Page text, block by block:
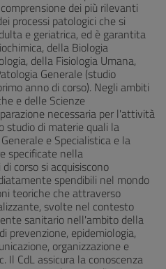
dei più rilevanti
processi patologici che si
e geriatrica, ed è garantita
della Biologia
della Fisiologia Umana,
Generale (studio
anno di corso). Negli ambiti
e delle Scienze
necessaria per l'attività
studio di materie quali la
e Specialistica e la
specificate nella
corso si acquisiscono
spendibili nel mondo
teoriche che attraverso
svolte nel contesto
sanitario nell'ambito della
prevenzione, epidemiologia,
organizzazione e
Il CdL assicura la conoscenza